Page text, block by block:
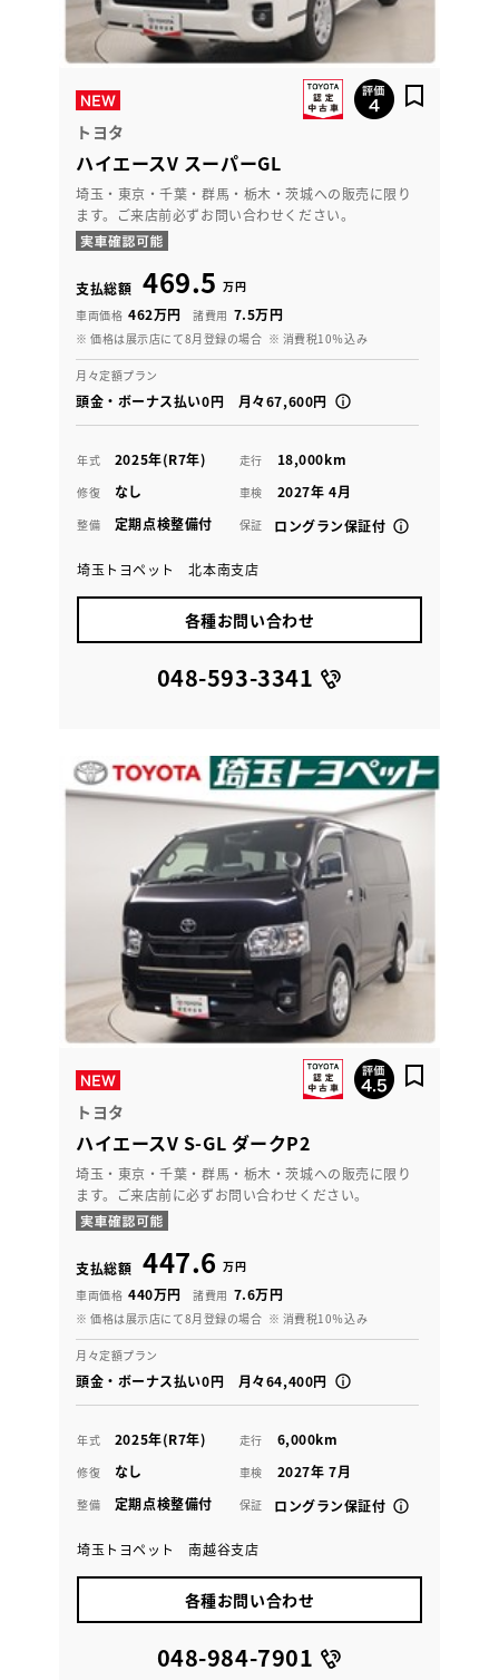
トヨタ
ハイエースV スーパーGL
埼玉・東京・千葉・群馬・栃木・茨城への販売に限り
ます。ご来店前必ずお問い合わせください。
支払総額 469.5 万円
車両価格 462万円 諸費用 7.5万円
※ 価格は展示店にて8月登録の場合 ※ 消費税10％込み
月々定額プラン
頭金・ボーナス払い0円 月々67,600円
年式 2025年(R7年) 走行 18,000km
修復 なし 車検 2027年 4月
整備 定期点検整備付 保証 ロングラン保証付
埼玉トヨペット 北本南支店
各種お問い合わせ
048-593-3341
トヨタ
ハイエースV S-GL ダークP2
埼玉・東京・千葉・群馬・栃木・茨城への販売に限り
ます。ご来店前に必ずお問い合わせください。
支払総額 447.6 万円
車両価格 440万円 諸費用 7.6万円
※ 価格は展示店にて8月登録の場合 ※ 消費税10％込み
月々定額プラン
頭金・ボーナス払い0円 月々64,400円
年式 2025年(R7年) 走行 6,000km
修復 なし 車検 2027年 7月
整備 定期点検整備付 保証 ロングラン保証付
埼玉トヨペット 南越谷支店
各種お問い合わせ
048-984-7901